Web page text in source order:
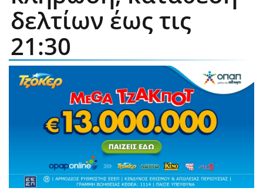
δελτίων έως τις
21:30